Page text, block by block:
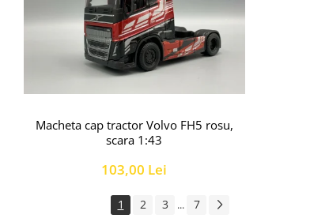
Macheta cap tractor Volvo FH5 rosu,
scara 1:43
103,00 Lei
1 2 3 ... 7